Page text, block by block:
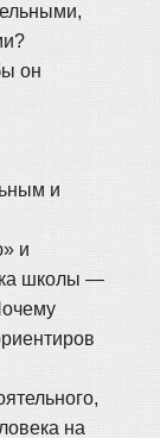
он
и
и
школы —
на